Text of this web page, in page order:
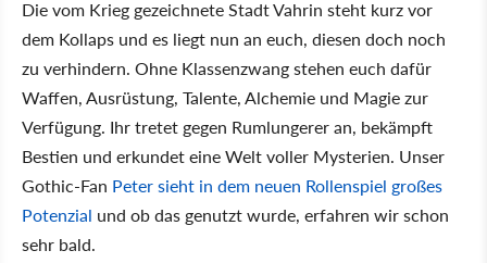
Die vom Krieg gezeichnete Stadt Vahrin steht kurz vor
dem Kollaps und es liegt nun an euch, diesen doch noch
zu verhindern. Ohne Klassenzwang stehen euch dafür
Waffen, Ausrüstung, Talente, Alchemie und Magie zur
Verfügung. Ihr tretet gegen Rumlungerer an, bekämpft
Bestien und erkundet eine Welt voller Mysterien. Unser
Gothic-Fan Peter sieht in dem neuen Rollenspiel großes
Potenzial und ob das genutzt wurde, erfahren wir schon
sehr bald.